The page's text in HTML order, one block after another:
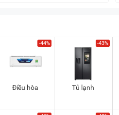
-44%
Điều hòa
-43%
Tủ lạnh